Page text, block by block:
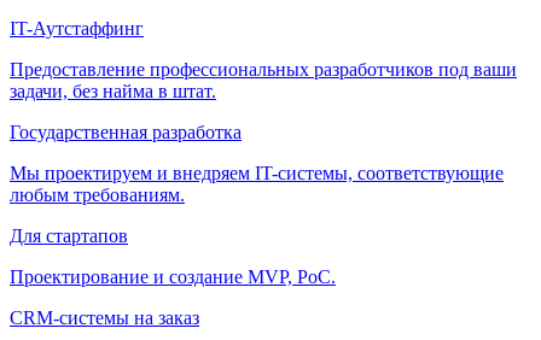
IT-Аутстаффинг
Предоставление профессиональных разработчиков под ваши
задачи, без найма в штат.
Государственная разработка
Мы проектируем и внедряем IT-системы, соответствующие
любым требованиям.
Для стартапов
Проектирование и создание MVP, PoC.
CRM-системы на заказ